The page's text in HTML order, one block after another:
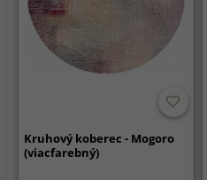
Kruhový koberec - Mogoro
(viacfarebný)